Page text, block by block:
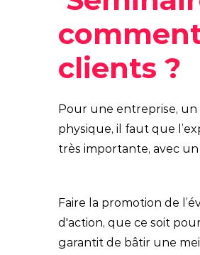
clients ?
Pour une entreprise, un
physique, il faut que
très importante, avec
Faire la promotion de
d'action, que ce soit
garantit de bâtir une